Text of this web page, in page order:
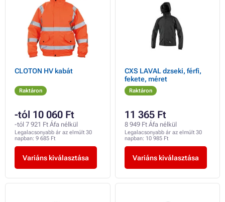
CLOTON HV kabát
Raktáron
-tól 10 060 Ft
-tól 7 921 Ft Áfa nélkül
Legalacsonyabb ár az elmúlt 30
napban: 9 685 Ft
Variáns kiválasztása
CXS LAVAL dzseki, férfi,
fekete, méret
Raktáron
11 365 Ft
8 949 Ft Áfa nélkül
Legalacsonyabb ár az elmúlt 30
napban: 10 985 Ft
Variáns kiválasztása